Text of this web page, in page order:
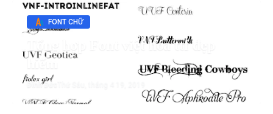
FONT CHỮ
Tổng hợp Font việt hóa ttf đẹp
hiếm
Đình Đức